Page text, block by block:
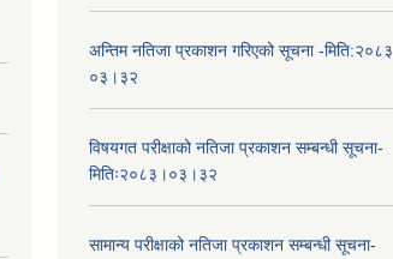
अन्तिम नतिजा प्रकाशन गरिएको सूचना -
०३।३२
विषयगत परीक्षाको नतिजा प्रकाशन सम्बन्धी सूचना-
मितिः२०८३।०३।३२
सामान्य परीक्षाको नतिजा प्रकाशन सम्बन्धी सूचना-